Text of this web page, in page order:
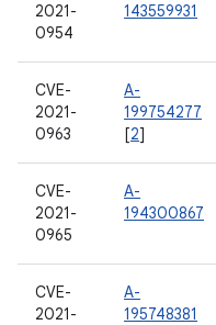
2021-
0954
143559931
CVE-
2021-
0963
A-
199754277
[2]
CVE-
2021-
0965
A-
194300867
CVE-
2021-
A-
195748381